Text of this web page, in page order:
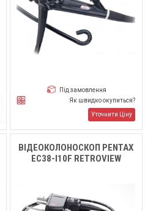
Під замовлення
Як швидко окупиться?
Уточнити Ціну
ВІДЕОКОЛОНОСКОП PENTAX
EC38-I10F RETROVIEW